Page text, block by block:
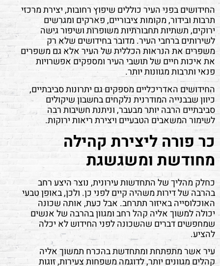
החידושים בפני העיר כוללים שיפוץ רחובות, יצירת מרכזי
תרבות ובידור, מקומות ציבוריים, פארקים ומגרשים
ירוקים, תשתיות תחבורתיות משופרות ושיפור גישה
לשירותים ברחבי העיר. מדובר בחידושים שלא רק
משפרים את הנראות הכללית של העיר אלא גם משפרים
את איכות חיים של תושבי העיר ומספקים אפשרויות
פנאי ותרבות מגוונות יותר.
החידושים האדריכליים מספקים גם יתרונות סביבתיים,
כיוון שבבנייה המודרנית נלקחים בחשבון שיקולים
סביבתיים הרבה יותר מבעבר, וניתנת חשיבות רבה
לשימור המשאבים הטבעיים ויצירת ריאות ירוקות.
כר פורה ליצירת קהילה
מחודשת ומשגשגת
כחלק מהליך של התחדשות עירונית, נוצר היצע רחב
בהרבה של דירות משהיה קיים לפני כן. ולכן, באופן טבעי
האוכלוסייה באיזור תתרחב. אבל כעת, אותה שכונה
יכולה למשוך אליה קהל רחב ומגוון בהרבה של אנשים
שמחפשים דברים שהשכונה לפני החידוש לא יכלה
להציע.
עיר אשר מתפתחת ומתחדשת בהכרח תמשוך אליה
קהלים מגוונים יותר, לדוגמה משפחות צעירות, זוגות